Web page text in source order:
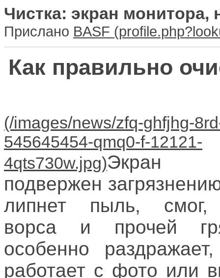
Чистка: экран монитора,
Прислано BASF
Как правильно
Экран
подвержен
липнет пыль, смог,
ворса и прочей
особенно
работает с фото или